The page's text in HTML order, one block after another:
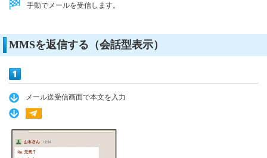
手動でメールを受信します。
MMSを返信する（会話型表示）
メール送受信画面で本文を入力